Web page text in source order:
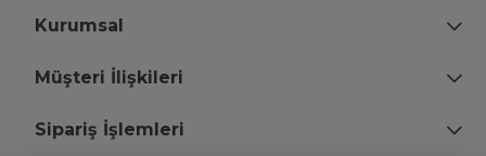
Kurumsal
Müşteri İlişkileri
Sipariş İşlemleri